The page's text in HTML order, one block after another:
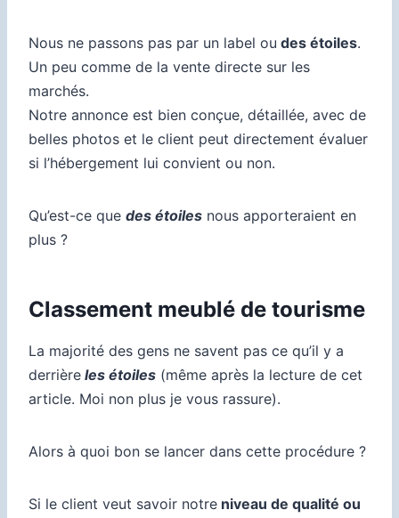
Nous ne passons pas par un label ou des étoiles.
Un peu comme de la vente directe sur les
marchés.
Notre annonce est bien conçue, détaillée, avec de
belles photos et le client peut directement évaluer
si l’hébergement lui convient ou non.
Qu’est-ce que des étoiles nous apporteraient en
plus ?
Classement meublé de tourisme
La majorité des gens ne savent pas ce qu’il y a
derrière les étoiles (même après la lecture de cet
article. Moi non plus je vous rassure).
Alors à quoi bon se lancer dans cette procédure ?
Si le client veut savoir notre niveau de qualité ou